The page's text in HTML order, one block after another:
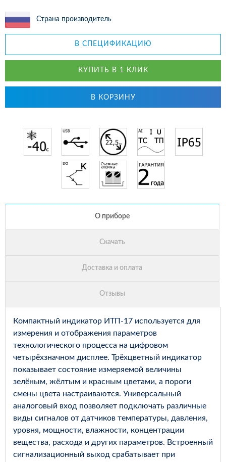
Страна производитель
В СПЕЦИФИКАЦИЮ
КУПИТЬ В 1 КЛИК
В КОРЗИНУ
Компактный индикатор ИТП-17 используется для
измерения и отображения параметров
технологического процесса на цифровом
четырёхзначном дисплее. Трёхцветный индикатор
показывает состояние измеряемой величины
зелёным, жёлтым и красным цветами, а пороги
смены цвета настраиваются. Универсальный
аналоговый вход позволяет подключать различные
виды сигналов от датчиков температуры, давления,
уровня, мощности, влажности, концентрации
вещества, расхода и других параметров. Встроенный
сигнализационный выход срабатывает при